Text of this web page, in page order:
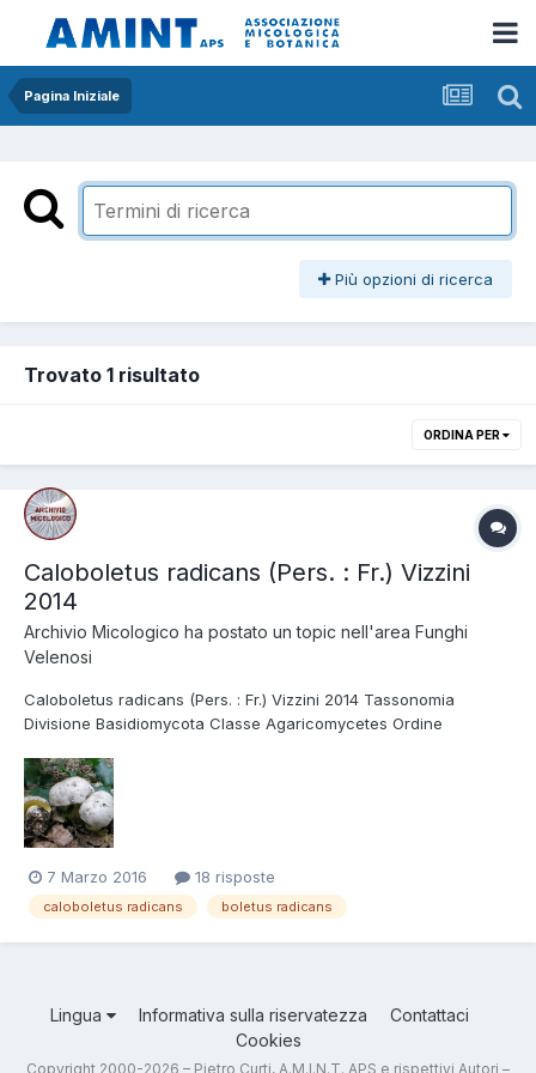
Pagina Iniziale
Più opzioni di ricerca
Trovato 1 risultato
ORDINA PER
Caloboletus radicans (Pers. : Fr.) Vizzini
2014
Archivio Micologico ha postato un topic nell'area Funghi
Velenosi
Caloboletus radicans (Pers. : Fr.) Vizzini 2014 Tassonomia
Divisione Basidiomycota Classe Agaricomycetes Ordine
Sinonimi Boletus radicans Pers. : Fr. 1801 Boletus albidus Roques
1841 Boletus candicans sensu auc...
7 Marzo 2016 18 risposte
caloboletus radicans boletus radicans
Lingua Informativa sulla riservatezza
Contattaci
Cookies
Copyright 2000-2026 – Pietro Curti, A.M.I.N.T. APS e rispettivi Autori –